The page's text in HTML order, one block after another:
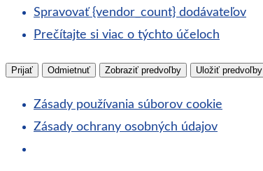
Spravovať {vendor_count} dodávateľov
Prečítajte si viac o týchto účeloch
Prijať Odmietnuť Zobraziť predvoľby Uložiť predvoľby
Zásady používania súborov cookie
Zásady ochrany osobných údajov